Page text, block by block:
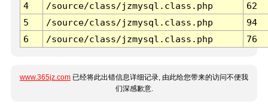
4
/source/class/jzmysql.class.php
62
5
/source/class/jzmysql.class.php
94
6
/source/class/jzmysql.class.php 76
www.365jz.com 已经将此出错信息详细记录, 由此给您带来的访问不便我
们深感歉意.